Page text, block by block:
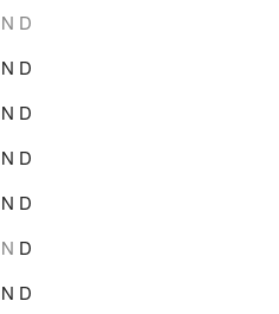
N D
N D
N D
N D
N D
N D
N D